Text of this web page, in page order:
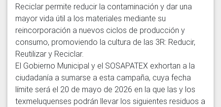
Reciclar permite reducir la contaminación y dar una
mayor vida útil a los materiales mediante su
reincorporación a nuevos ciclos de producción y
consumo, promoviendo la cultura de las 3R: Reducir,
Reutilizar y Reciclar.
El Gobierno Municipal y el SOSAPATEX exhortan a la
ciudadanía a sumarse a esta campaña, cuya fecha
límite será el 20 de mayo de 2026 en la que las y los
texmeluquenses podrán llevar los siguientes residuos a